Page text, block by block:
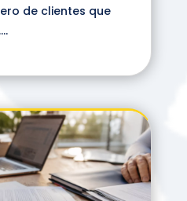
de clientes que